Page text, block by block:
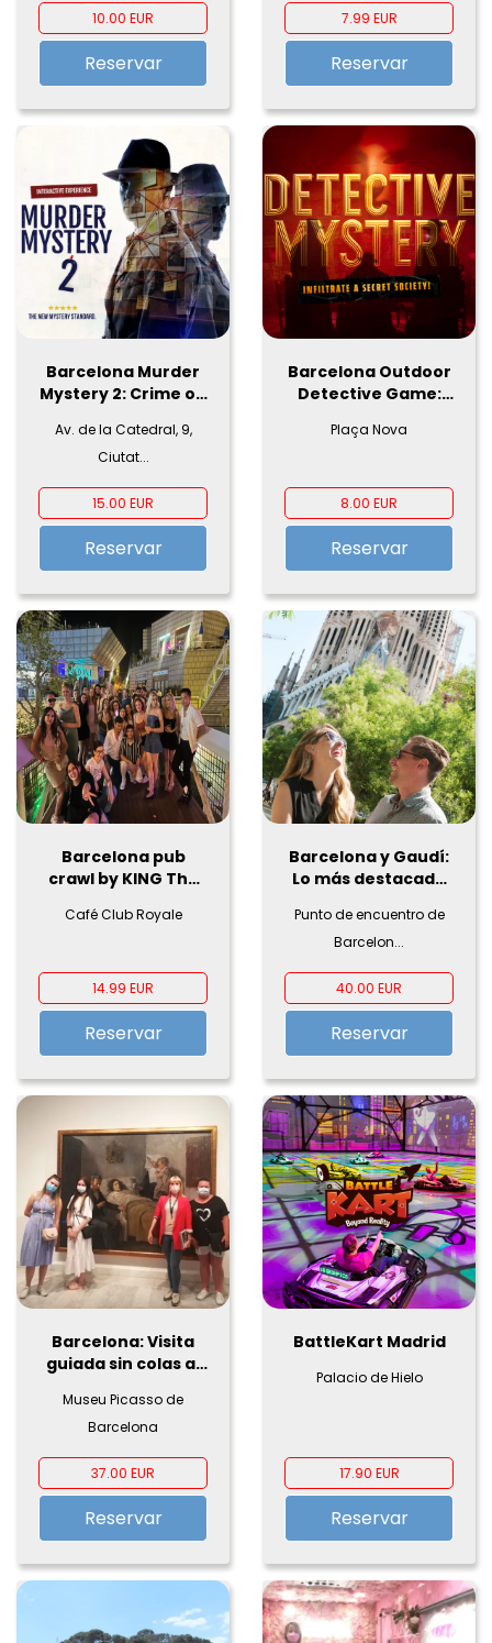
10.00 EUR
Reservar
7.99 EUR
Reservar
Barcelona Murder
Mystery 2: Crime on
Av. de la Catedral, 9,
Ciutat...
15.00 EUR
Reservar
Barcelona Outdoor
Detective Game:
Files
Plaça Nova
8.00 EUR
Reservar
Barcelona pub
crawl by KING The
Café Club Royale
14.99 EUR
Reservar
Barcelona y Gaudí:
Lo más destacado
Punto de encuentro de
Barcelon...
40.00 EUR
Reservar
Barcelona: Visita
guiada sin colas al
Museu Picasso de
Barcelona
37.00 EUR
Reservar
BattleKart Madrid
Palacio de Hielo
17.90 EUR
Reservar